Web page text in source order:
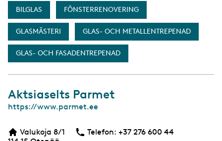
BILGLAS FÖNSTERRENOVERING
GLASMÄSTERI GLAS- OCH METALLENTREPENAD
GLAS- OCH FASADENTREPENAD
Aktsiaselts Parmet
W
b
https://www.parmet.ee
Valukoja 8/1
Telefon: Telefon
+37 276 600 44